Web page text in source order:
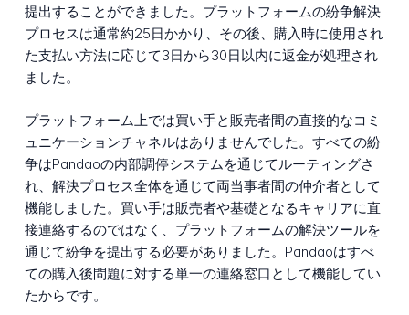
提出することができました。プラットフォームの紛争解決
プロセスは通常約25日かかり、その後、購入時に使用され
た支払い方法に応じて3日から30日以内に返金が処理され
ました。
プラットフォーム上では買い手と販売者間の直接的なコミ
ュニケーションチャネルはありませんでした。すべての紛
争はPandaoの内部調停システムを通じてルーティングさ
れ、解決プロセス全体を通じて両当事者間の仲介者として
機能しました。買い手は販売者や基礎となるキャリアに直
接連絡するのではなく、プラットフォームの解決ツールを
通じて紛争を提出する必要がありました。Pandaoはすべ
ての購入後問題に対する単一の連絡窓口として機能してい
たからです。